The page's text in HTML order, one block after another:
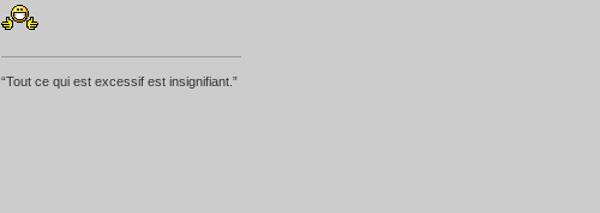
“Tout ce qui est excessif est insignifiant.”